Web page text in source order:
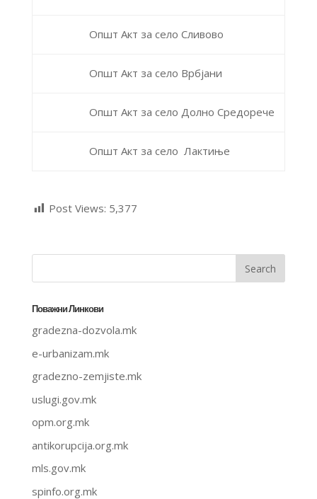
Општ Акт за село Сливово
Општ Акт за село Врбјани
Општ Акт за село Долно Средорече
Општ Акт за село Лактиње
Post Views: 5,377
Поважни Линкови
gradezna-dozvola.mk
e-urbanizam.mk
gradezno-zemjiste.mk
uslugi.gov.mk
opm.org.mk
antikorupcija.org.mk
mls.gov.mk
spinfo.org.mk